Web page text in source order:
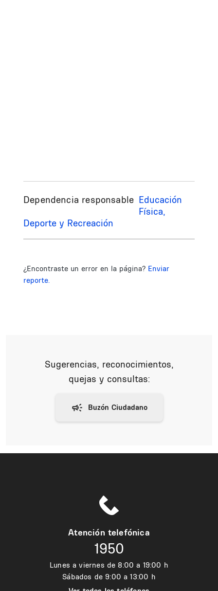
Dependencia responsable Educación
Física,
Deporte y Recreación
¿Encontraste un error en la página? Enviar
reporte.
Sugerencias, reconocimientos,
quejas y consultas:
Atención telefónica
1950
Lunes a viernes de 8:00 a 19:00 h
Sábados de 9:00 a 13:00 h